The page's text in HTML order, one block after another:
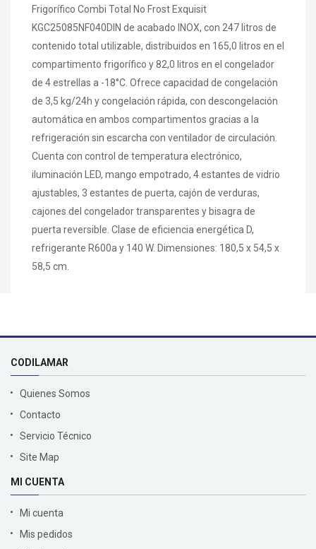
Frigorífico Combi Total No Frost Exquisit
KGC25085NF040DIN de acabado INOX, con 247 litros de
contenido total utilizable, distribuidos en 165,0 litros en el
compartimento frigorífico y 82,0 litros en el congelador
de 4 estrellas a -18°C. Ofrece capacidad de congelación
de 3,5 kg/24h y congelación rápida, con descongelación
automática en ambos compartimentos gracias a la
refrigeración sin escarcha con ventilador de circulación.
Cuenta con control de temperatura electrónico,
iluminación LED, mango empotrado, 4 estantes de vidrio
ajustables, 3 estantes de puerta, cajón de verduras,
cajones del congelador transparentes y bisagra de
puerta reversible. Clase de eficiencia energética D,
refrigerante R600a y 140 W. Dimensiones: 180,5 x 54,5 x
58,5 cm.
CODILAMAR
Quienes Somos
Contacto
Servicio Técnico
Site Map
MI CUENTA
Mi cuenta
Mis pedidos